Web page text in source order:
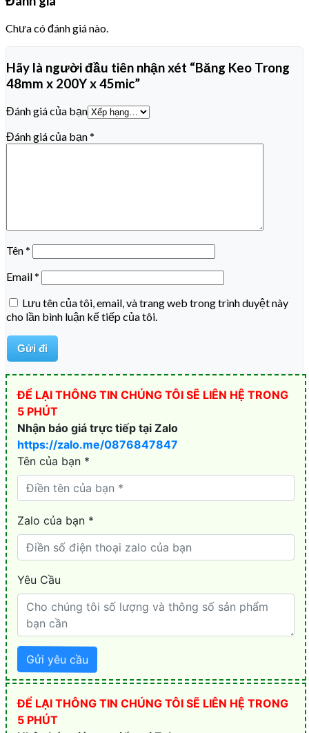
Chưa có đánh giá nào.
Hãy là người đầu tiên nhận xét “Băng Keo Trong
48mm x 200Y x 45mic”
Đánh giá của bạn
Đánh giá của bạn*
Tên*
Email*
Lưu tên của tôi, email, và trang web trong trình duyệt này
cho lần bình luận kế tiếp của tôi.